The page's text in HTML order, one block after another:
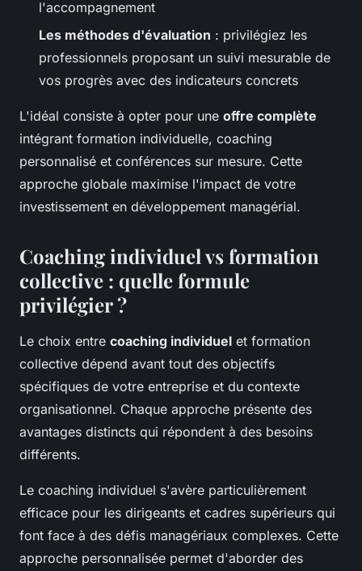
l'accompagnement
Les méthodes d'évaluation : privilégiez les
professionnels proposant un suivi mesurable de
vos progrès avec des indicateurs concrets
L'idéal consiste à opter pour une offre complète
intégrant formation individuelle, coaching
personnalisé et conférences sur mesure. Cette
approche globale maximise l'impact de votre
investissement en développement managérial.
Coaching individuel vs formation
collective : quelle formule
privilégier ?
Le choix entre coaching individuel et formation
collective dépend avant tout des objectifs
spécifiques de votre entreprise et du contexte
organisationnel. Chaque approche présente des
avantages distincts qui répondent à des besoins
différents.
Le coaching individuel s'avère particulièrement
efficace pour les dirigeants et cadres supérieurs qui
font face à des défis managériaux complexes. Cette
approche personnalisée permet d'aborder des